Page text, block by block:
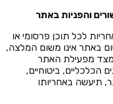
והפניות באתר
לכל תוכן פרסומי או
באתר אינו משום המלצה,
מצד מפעילת האתר
ביטוחיים,
תיעשה באחריותו